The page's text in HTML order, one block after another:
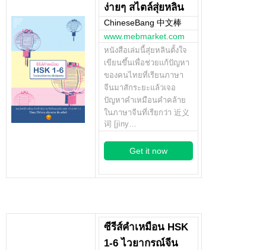
ง่ายๆ สไตล์สุ่ยหลิน
ChineseBang 中文棒
www.mebmarket.com
หนังสือเล่มนี้สุ่ยหลินตั้งใจ
เขียนขึ้นเพื่อช่วยแก้ปัญหา
ของคนไทยที่เรียนภาษา
จีนมาสักระยะแล้วเจอ
ปัญหาคำเหมือนคำคล้าย
ในภาษาจีนที่เรียกว่า 近义
词 [jìny…
Get it now
ซีรีส์คำเหมือน HSK
1-6 ไวยากรณ์จีน